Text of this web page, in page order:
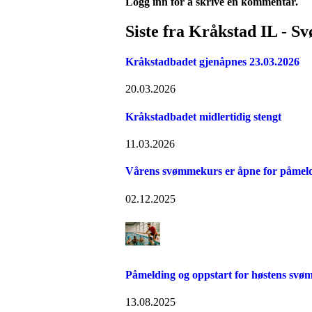
Siste fra Kråkstad IL -
Kråkstadbadet gjenåpnes 23.03.2026
20.03.2026
Kråkstadbadet midlertidig stengt
11.03.2026
Vårens svømmekurs er åpne for
02.12.2025
Påmelding og oppstart for høstens
13.08.2025